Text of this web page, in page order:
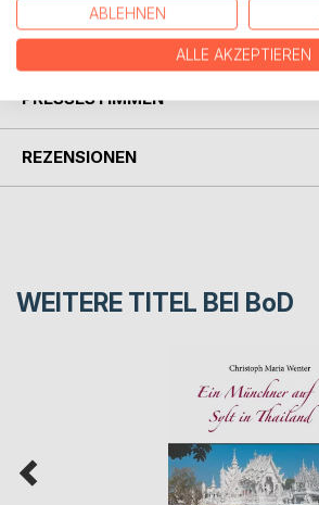
AUTOR/IN
PRESSESTIMMEN
REZENSIONEN
WEITERE TITEL BEI BoD
ABLEHNEN
ALLE AKZEPTIEREN